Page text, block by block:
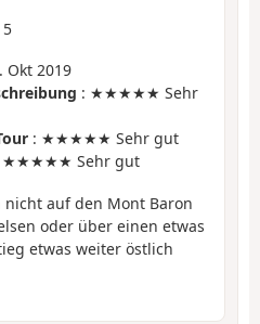
5
Okt 2019
: ★★★★★ Sehr
: ★★★★★ Sehr gut
★★★★★ Sehr gut
nicht auf den Mont Baron
oder über einen etwas
etwas weiter östlich